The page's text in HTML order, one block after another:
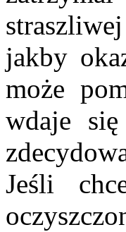
jakby
może
wdaje
Jeśli